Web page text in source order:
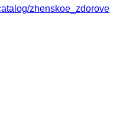
zhenskoe_zdorove